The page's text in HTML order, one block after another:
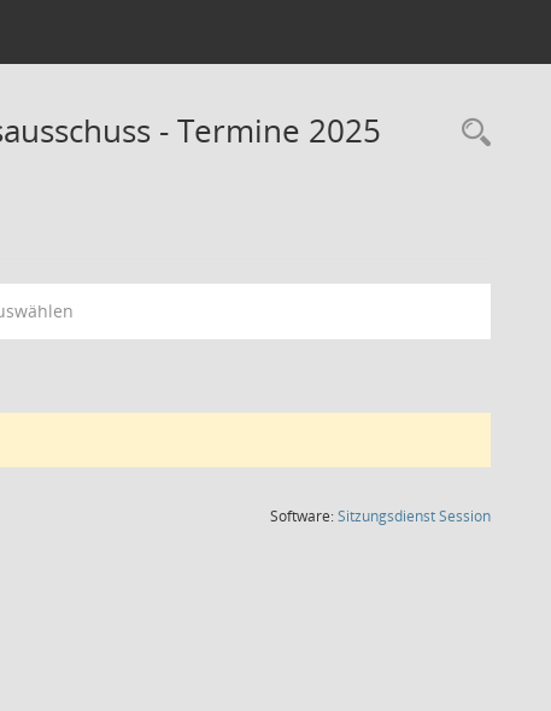
- Termine 2025
Software:SitzungsdienstSession(Wird in